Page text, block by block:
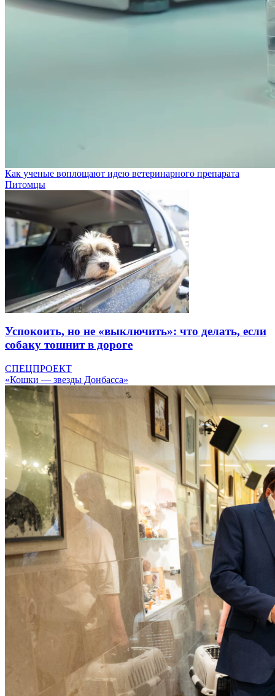
Как ученые воплощают идею ветеринарного препарата
Питомцы
Успокоить, но не «выключить»: что делать, если
собаку тошнит в дороге
СПЕЦПРОЕКТ
«Кошки — звезды Донбасса»